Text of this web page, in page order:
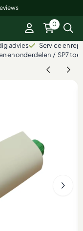
instellingen of sta
0
advies
Service en
en onderdelen / SP7